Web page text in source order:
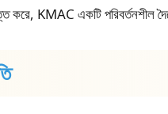
KMAC একটি পরিবর্তনশীল